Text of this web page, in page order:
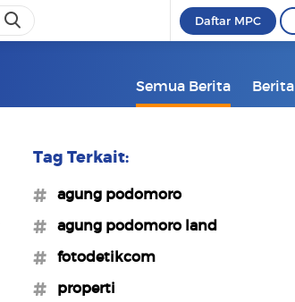
Daftar MPC
Semua Berita Berita
Tag Terkait:
#agung podomoro
#agung podomoro land
#fotodetikcom
#properti